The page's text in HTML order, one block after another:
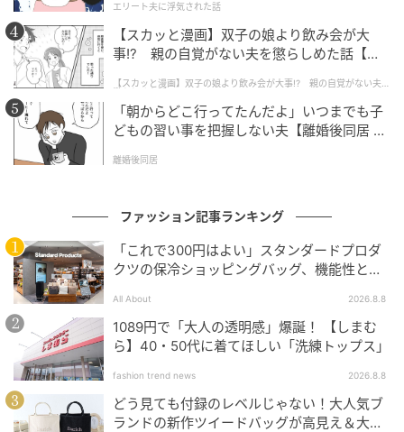
丸みシルエットでこなれる◎シアードルマン
スリーブシャツ
エリート夫に浮気された話
【スカッと漫画】双子の娘より飲み会が大
事!? 親の自覚がない夫を懲らしめた話【第1
【スカッと漫画】双子の娘より飲み会が大事!? 親の自覚がない夫を
懲らしめた話
「朝からどこ行ってたんだよ」いつまでも子
どもの習い事を把握しない夫【離婚後同居 Vo
離婚後同居
ファッション記事ランキング
「これで300円はよい」スタンダードプロダ
クツの保冷ショッピングバッグ、機能性とデ
All About 2026.8.8
1089円で「大人の透明感」爆誕！ 【しまむ
ら】40・50代に着てほしい「洗練トップス」
fashion trend news 2026.8.8
どう見ても付録のレベルじゃない！大人気ブ
ランドの新作ツイードバッグが高見え＆大容